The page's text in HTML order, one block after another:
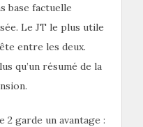
base factuelle
Le JT le plus utile
entre les deux.
qu’un résumé de la
2 garde un avantage :